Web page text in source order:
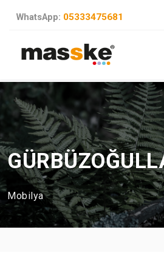
WhatsApp: 05333475681
Mobilya